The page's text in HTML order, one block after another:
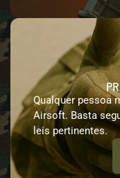
Qualquer pessoa
Airsoft. Basta
leis pertinentes.